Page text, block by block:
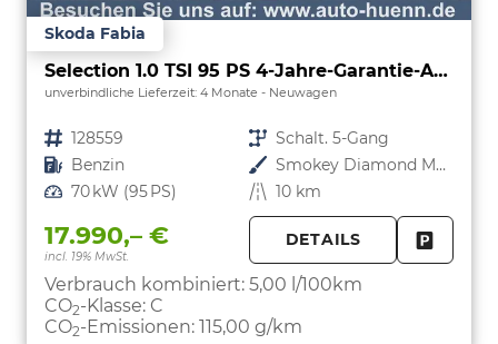
Skoda Fabia
Selection 1.0 TSI 95 PS 4-Jahre-Garantie-AppleCarPlay-AndroidAuto-LED-PDC-Sitzheizung-DAB-Klima
unverbindliche Lieferzeit: 4 Monate Neuwagen
Fahrzeugnr. 128559 Getriebe Schalt. 5-Gang
Kraftstoff Benzin Außenfarbe
Smokey Diamond Metallic
Leistung 70 kW (95 PS) Kilometerstand 10 km
17.990,– €
incl. 19% MwSt.
DETAILS
Verbrauch kombiniert: 5,00 l/100km
CO2-Klasse: C
CO2-Emissionen: 115,00 g/km